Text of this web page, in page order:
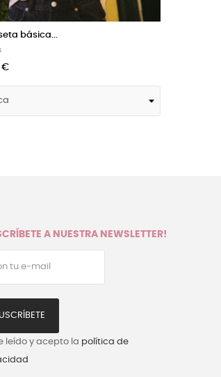
básica...
€
A NUESTRA NEWSLETTER!
leído y acepto la política de